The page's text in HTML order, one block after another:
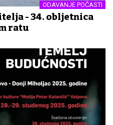
ODAVANJE POČASTI
- 34. obljetnica
ratu